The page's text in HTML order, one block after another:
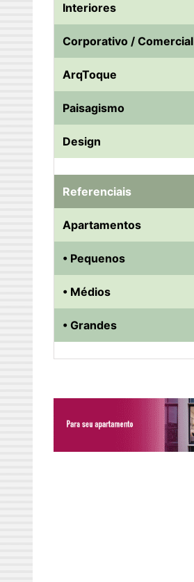
Interiores
Corporativo / Comercial
ArqToque
Paisagismo
Design
Referenciais
Apartamentos
• Pequenos
• Médios
• Grandes